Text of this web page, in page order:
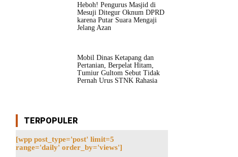
Heboh! Pengurus Masjid di
Mesuji Ditegur Oknum DPRD
karena Putar Suara Mengaji
Jelang Azan
Mobil Dinas Ketapang dan
Pertanian, Berpelat Hitam,
Tumiur Gultom Sebut Tidak
Pernah Urus STNK Rahasia
TERPOPULER
[wpp post_type='post' limit=5
range='daily' order_by='views']